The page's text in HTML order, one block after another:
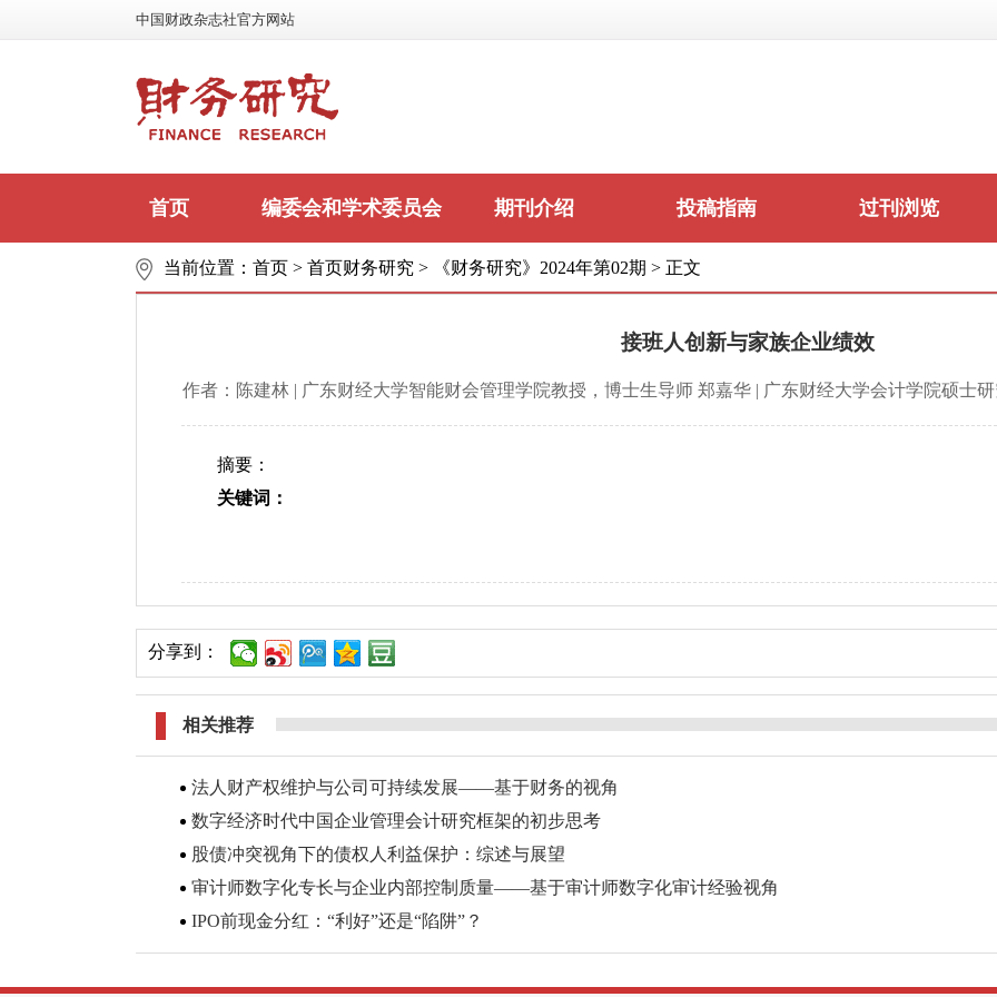
中国财政杂志社官方网站
首页 编委会和学术委员会 期刊介绍 投稿指南 过刊浏览
联系我们
当前位置： 首页 > 首页财务研究 > 《财务研究》2024年第02期 > 正文
接班人创新与家族企业绩效
作者：陈建林 | 广东财经大学智能财会管理学院教授，博士生导师 郑嘉华 | 广东财经大学会计学院硕士
摘要：
关键词：
分享到：
相关推荐
法人财产权维护与公司可持续发展——基于财务的视角
数字经济时代中国企业管理会计研究框架的初步思考
股债冲突视角下的债权人利益保护：综述与展望
审计师数字化专长与企业内部控制质量——基于审计师数字化审计经验视角
IPO前现金分红：“利好”还是“陷阱”？